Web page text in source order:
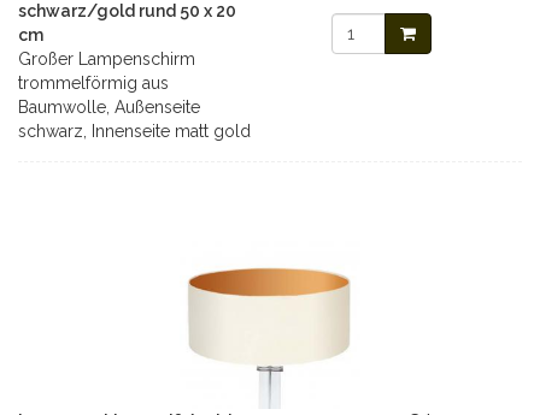
schwarz/gold rund 50 x 20
cm
Großer Lampenschirm
trommelförmig aus
Baumwolle, Außenseite
schwarz, Innenseite matt gold